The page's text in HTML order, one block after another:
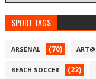
SPORT TAGS
ARSENAL (70)
BEACH SOCCER (22)